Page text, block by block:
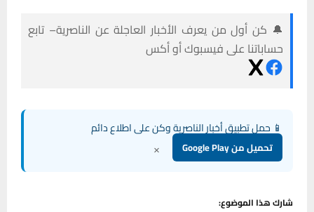
🔔 كن أول من يعرف الأخبار العاجلة عن الناصرية– تابع
حساباتنا على فيسبوك أو أكس
📱 حمل تطبيق أخبار الناصرية وكن على اطلاع دائم
تحميل من Google Play ×
شارك هذا الموضوع: